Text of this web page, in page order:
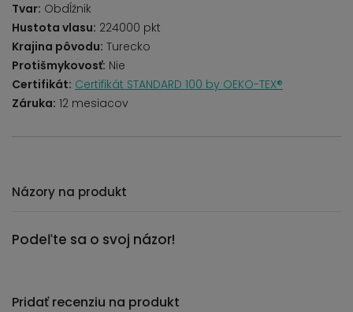
Tvar: Obdĺžnik
Hustota vlasu: 224000 pkt
Krajina pôvodu: Turecko
Protišmykovosť: Nie
Certifikát: Certifikát STANDARD 100 by OEKO-TEX®
Záruka: 12 mesiacov
Názory na produkt
Podeľte sa o svoj názor!
Pridať recenziu na produkt